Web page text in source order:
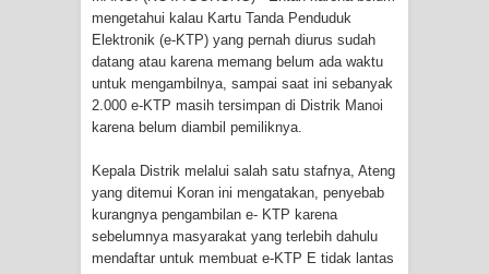
Kebakaran Hanguskan Satu Rumah
di Kompleks Asrama Polisi Sorong
Profil Lengkap Papua Barat, Bumi
Profil Lengkap Provinsi Papua, Bumi
Cenderawasih di Ujung Timur
mengetahui kalau Kartu Tanda Penduduk
Elektronik (e-KTP) yang pernah diurus sudah
datang atau karena memang belum ada waktu
untuk mengambilnya, sampai saat ini sebanyak
2.000 e-KTP masih tersimpan di Distrik Manoi
karena belum diambil pemiliknya.
Kepala Distrik melalui salah satu stafnya, Ateng
yang ditemui Koran ini mengatakan, penyebab
kurangnya pengambilan e- KTP karena
sebelumnya masyarakat yang terlebih dahulu
mendaftar untuk membuat e-KTP E tidak lantas